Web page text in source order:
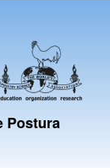
Postura